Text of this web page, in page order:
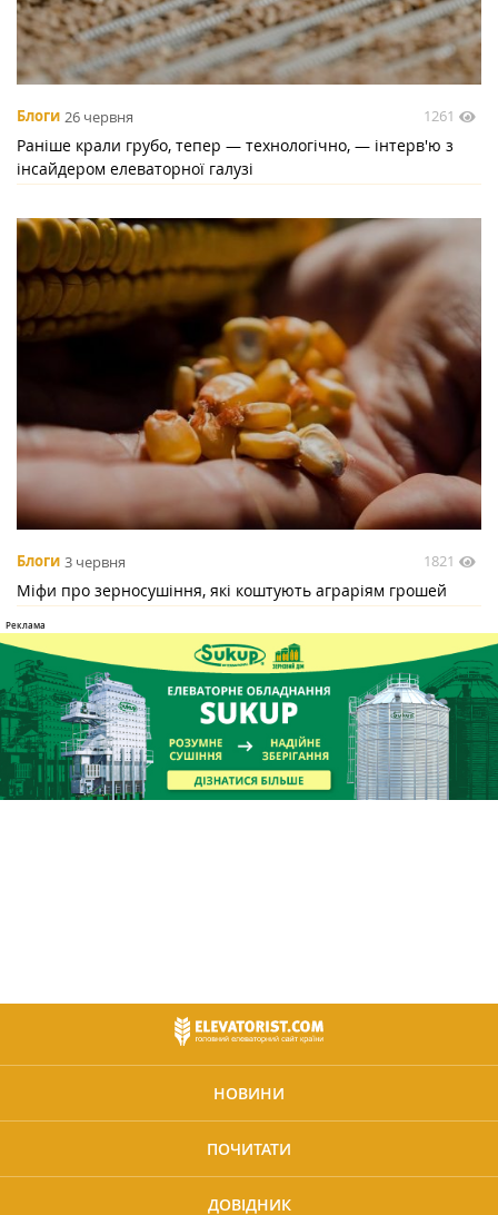
Блоги 26 червня 1261
Раніше крали грубо, тепер — технологічно, — інтерв'ю з
інсайдером елеваторної галузі
Блоги 3 червня 1821
Міфи про зерносушіння, які коштують аграріям грошей
НОВИНИ
ПОЧИТАТИ
ДОВІДНИК